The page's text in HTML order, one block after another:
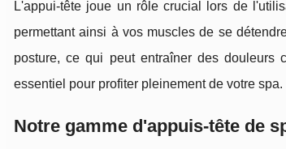
L'appui-tête joue un rôle crucial lors de
permettant ainsi à vos muscles de se
posture, ce qui peut entraîner des douleurs
essentiel pour profiter pleinement de votre spa.
Notre gamme d'appuis-tête de